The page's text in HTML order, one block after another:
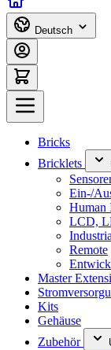
Deutsch
Bricks
Bricklets
Ein-/
Human
LCD,
Remote
Master
Kits
Gehäuse
Zubehör